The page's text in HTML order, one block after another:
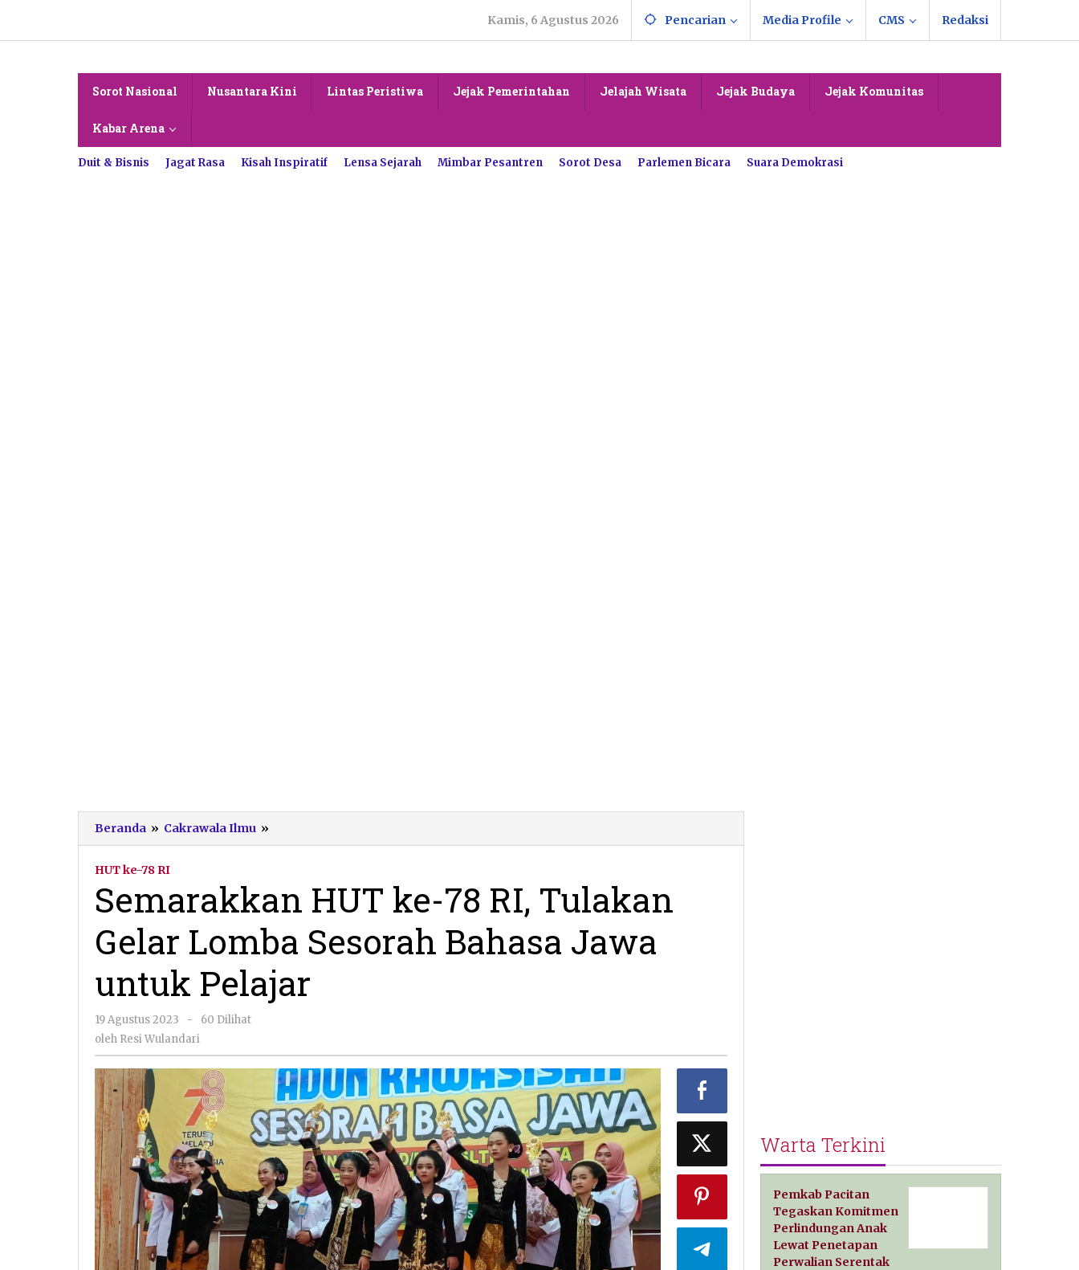
konten
Kamis, 6 Agustus 2026 Pencarian Media Profile CMS Redaksi
Sorot Nasional Nusantara Kini Lintas Peristiwa Jejak Pemerintahan Jelajah Wisata Jejak Budaya Jejak Komunitas
Kabar Arena
Duit & Bisnis Jagat Rasa Kisah Inspiratif Lensa Sejarah Mimbar Pesantren Sorot Desa Parlemen Bicara Suara Demokrasi
Beranda » Cakrawala Ilmu »
HUT
RI,
Tulakan
Lomba
Bahasa
Jawa
HUT ke-78 RI
Semarakkan HUT ke-78 RI, Tulakan
Gelar Lomba Sesorah Bahasa Jawa
untuk Pelajar
19 Agustus 2023
oleh
Resi
-
60 Dilihat
oleh Resi Wulandari
Warta Terkini
Pemkab Pacitan
Tegaskan Komitmen
Perlindungan Anak
Lewat Penetapan
Perwalian Serentak